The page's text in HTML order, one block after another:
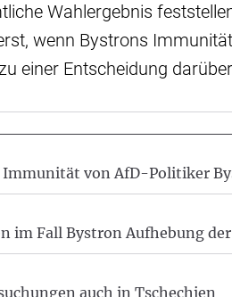
Wahlergebnis
wenn Bystrons
einer Entscheidung
von AfD-Politiker
im Fall Bystron Aufhebung
auch in Tschechien